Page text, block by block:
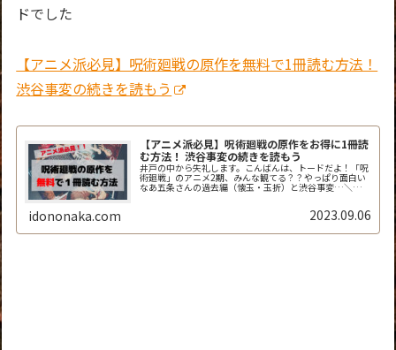
ドでした
【アニメ派必見】呪術廻戦の原作を無料で1冊読む方法！
渋谷事変の続きを読もう
【アニメ派必見】呪術廻戦の原作をお得に1冊読
む方法！ 渋谷事変の続きを読もう
井戸の中から失礼します。こんばんは、トードだよ！「呪
術廻戦」のアニメ2期、みんな観てる？？やっぱり面白い
なあ五条さんの過去編（懐玉・玉折）と渋谷事変…＼
(^o^)／最高すぎ！でもアニメって毎週1回30分しか放映
idononaka.com 2023.09.06